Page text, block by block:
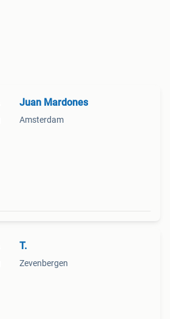
Juan Mardones
Amsterdam
T.
Zevenbergen